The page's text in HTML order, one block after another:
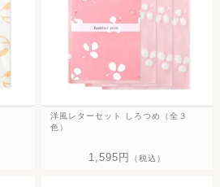
洋風レターセット しろつめ（全３
色）
1,595円 （税込）